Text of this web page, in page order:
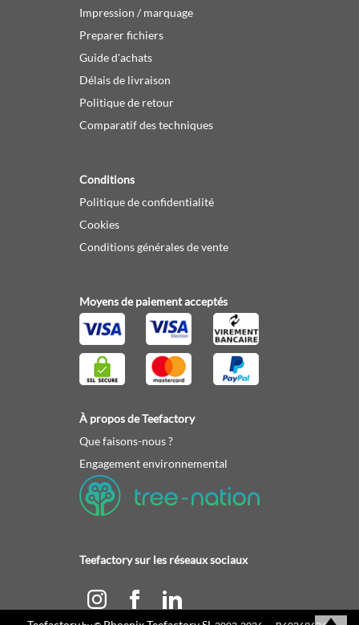
Impression / marquage
Preparer fichiers
Guide d'achats
Délais de livraison
Politique de retour
Comparatif des techniques
Conditions
Politique de confidentialité
Cookies
Conditions générales de vente
Moyens de paiement acceptés
À propos de Teefactory
Que faisons-nous ?
Engagement environnemental
Teefactory sur les réseaux sociaux